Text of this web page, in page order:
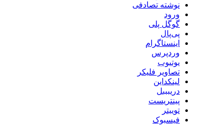
نوشته تصادفی
ورود
گوگل پلی
پی‌پال
اینستاگرام
وردپرس
یوتیوب
تصاویر فلیکر
لینکداین
دریبببل
پینتریست
توییتر
فیسبوک